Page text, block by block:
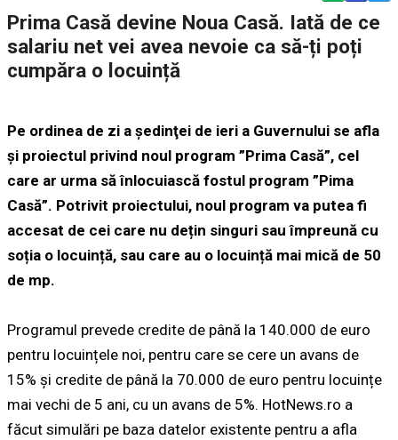
Prima Casă devine Noua Casă. Iată de ce
salariu net vei avea nevoie ca să-ți poți
cumpăra o locuință
Pe ordinea de zi a şedinţei de ieri a Guvernului se afla
și proiectul privind noul program ”Prima Casă”, cel
care ar urma să înlocuiască fostul program ”Pima
Casă”. Potrivit proiectului, noul program va putea fi
accesat de cei care nu dețin singuri sau împreună cu
soția o locuință, sau care au o locuință mai mică de 50
de mp.
Programul prevede credite de până la 140.000 de euro
pentru locuințele noi, pentru care se cere un avans de
15% și credite de până la 70.000 de euro pentru locuințe
mai vechi de 5 ani, cu un avans de 5%. HotNews.ro a
făcut simulări pe baza datelor existente pentru a afla